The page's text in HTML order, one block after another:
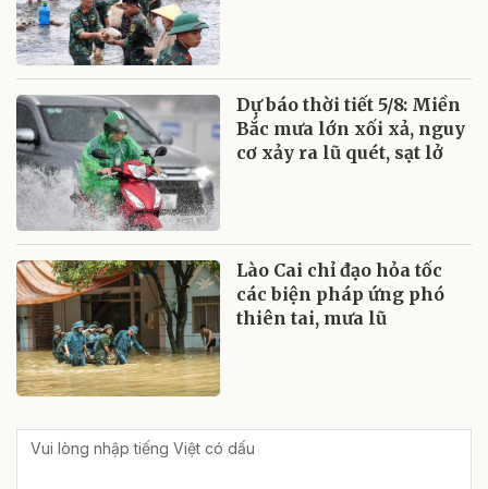
Dự báo thời tiết 5/8: Miền
Bắc mưa lớn xối xả, nguy
cơ xảy ra lũ quét, sạt lở
Lào Cai chỉ đạo hỏa tốc
các biện pháp ứng phó
thiên tai, mưa lũ